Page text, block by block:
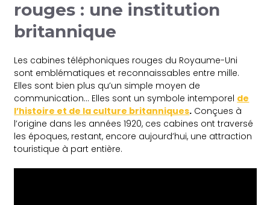
rouges : une institution
britannique
Les cabines téléphoniques rouges du Royaume-Uni
sont emblématiques et reconnaissables entre mille.
Elles sont bien plus qu’un simple moyen de
communication… Elles sont un symbole intemporel de
l’histoire et de la culture britanniques. Conçues à
l’origine dans les années 1920, ces cabines ont traversé
les époques, restant, encore aujourd’hui, une attraction
touristique à part entière.